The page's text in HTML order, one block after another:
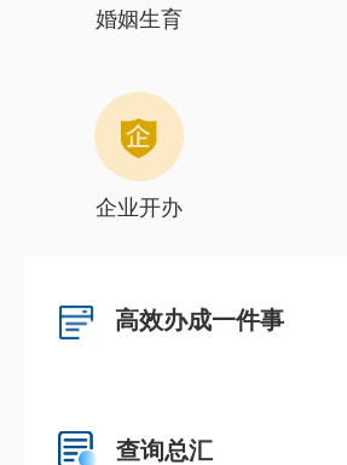
婚姻生育
企业开办
高效办成一件事
查询总汇